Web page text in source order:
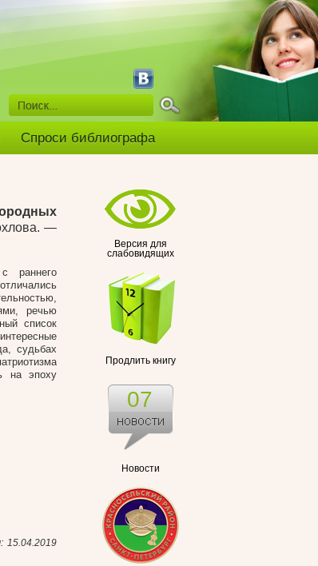
Спроси библиографа
Версия для
слабовидящих
Продлить книгу
Новости
07
—
раннего
речью
список
судьбах
на эпоху
15.04.2019